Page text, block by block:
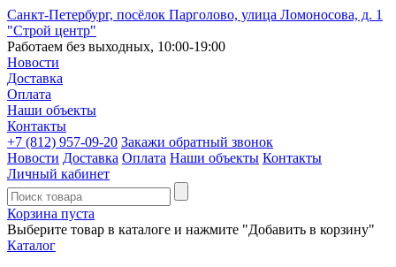
Санкт-Петербург, посёлок Парголово, улица Ломоносова, д. 1
"Строй центр"
Работаем без выходных, 10:00-19:00
Новости
Доставка
Оплата
Наши объекты
Контакты
+7 (812) 957-09-20 Закажи обратный звонок
Новости Доставка Оплата Наши объекты Контакты
Личный кабинет
Корзина пуста
Выберите товар в каталоге и нажмите "Добавить в корзину"
Каталог